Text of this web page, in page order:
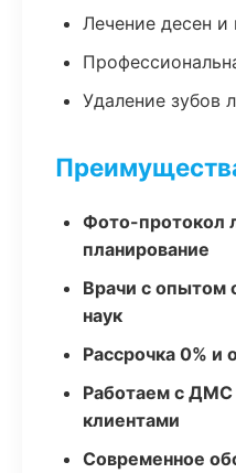
Лечение десен и
Удаление зубов
Фото-протокол
планирование
Врачи с опытом
наук
Рассрочка 0% и
Работаем с ДМС
клиентами
Современное